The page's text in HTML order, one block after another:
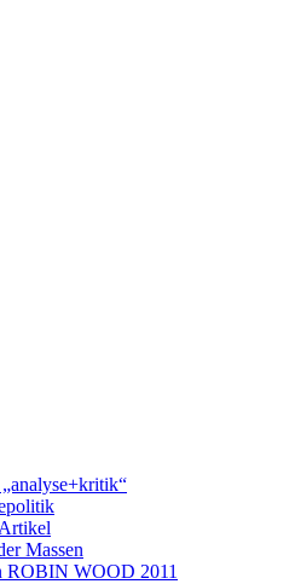
Massen
ROBIN WOOD 2011